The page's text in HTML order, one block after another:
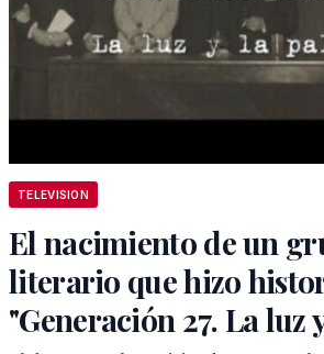
TELEVISION
El nacimiento de un
literario que hizo
"Generación 27. La luz